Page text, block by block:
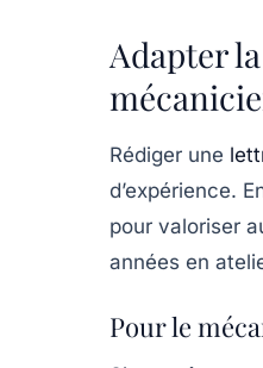
Adapter
Rédiger une
d’expérience.
pour valoriser
années en
Pour le